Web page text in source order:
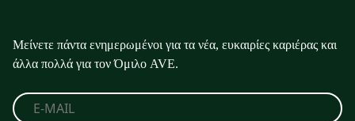
Μείνετε πάντα ενημερωμένοι για τα νέα, ευκαιρίες καριέρας και
άλλα πολλά για τον Όμιλο AVE.